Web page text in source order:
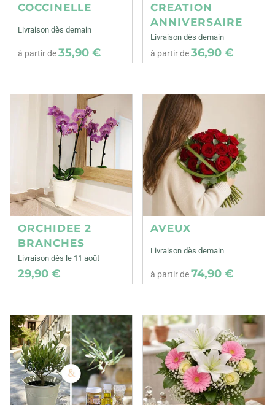
COCCINELLE
Livraison dès demain
à partir de35,90 €
CREATION
ANNIVERSAIRE
Livraison dès demain
à partir de36,90 €
ORCHIDEE 2
BRANCHES
Livraison dès le 11 août
29,90 €
AVEUX
Livraison dès demain
à partir de74,90 €